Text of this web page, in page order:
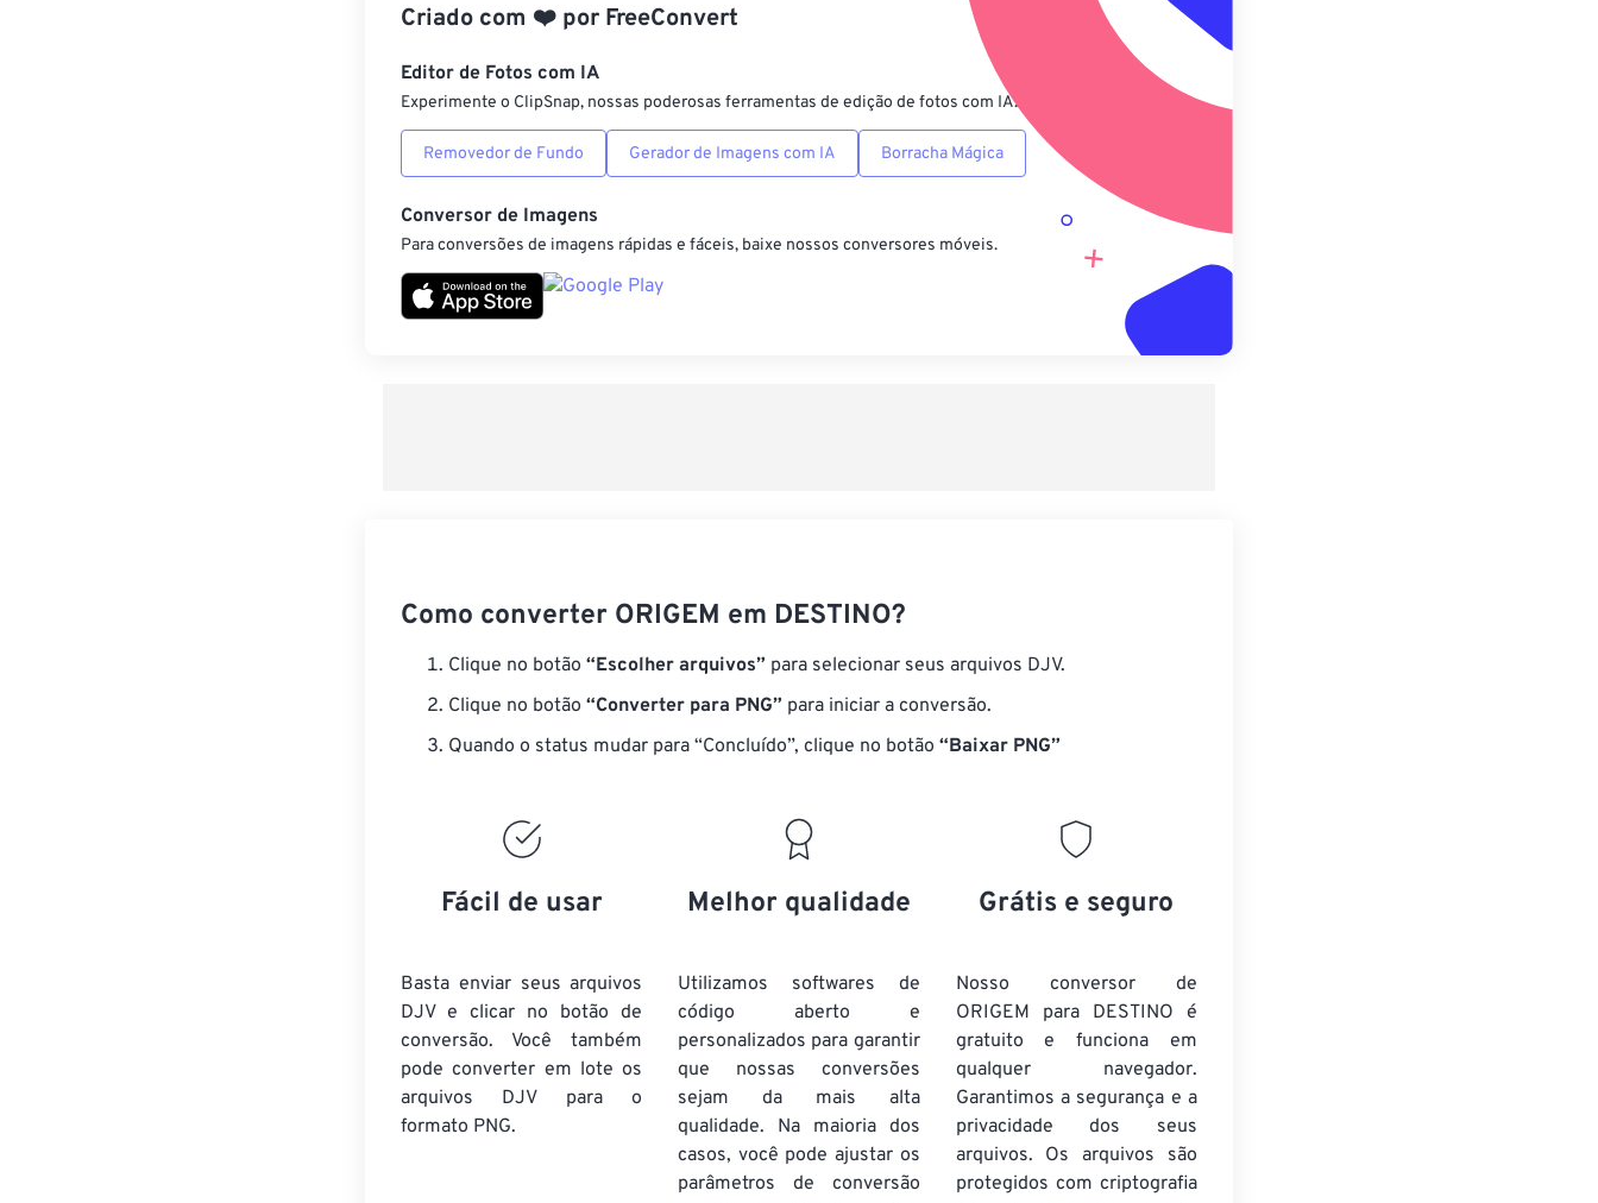
Salvar como predefinição
Criado com ❤️ por FreeConvert
Editor de Fotos com IA
Experimente o ClipSnap, nossas poderosas ferramentas de edição de fotos com IA.
Removedor de Fundo Gerador de Imagens com IA Borracha Mágica
Conversor de Imagens
Para conversões de imagens rápidas e fáceis, baixe nossos conversores móveis.
Como converter ORIGEM em DESTINO?
Clique no botão “Escolher arquivos” para selecionar seus arquivos DJV.
Clique no botão “Converter para PNG” para iniciar a conversão.
Quando o status mudar para “Concluído”, clique no botão “Baixar PNG”
Fácil de usar
Basta enviar seus arquivos
DJV e clicar no botão de
conversão. Você também
pode converter em loteos
arquivos DJV para o
formato PNG.
Melhor qualidade
Utilizamos softwares de
código aberto e
personalizados para garantir
que nossas conversões
sejam da mais alta
qualidade. Na maioria dos
casos, você pode ajustar os
parâmetros de conversão
Grátis e seguro
Nosso conversor de
ORIGEM para DESTINO é
gratuito e funciona em
qualquer navegador.
Garantimos a segurança e a
privacidade dos seus
arquivos. Os arquivos são
protegidos com criptografia